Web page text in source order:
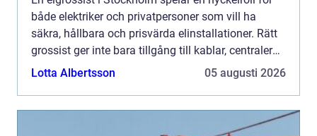
både elektriker och privatpersoner som vill ha
säkra, hållbara och prisvärda elinstallationer. Rätt
grossist ger inte bara tillgång till kablar, centraler
och be...
Lotta Albertsson 05 augusti 2026